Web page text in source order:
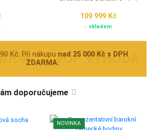
109 999 Kč
skladem
Kč. Při nákupu nad 25 000 Kč s DPH
ZDARMA.
doporučujeme
NOVINKA